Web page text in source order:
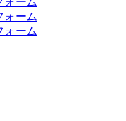
ォーム
ォーム